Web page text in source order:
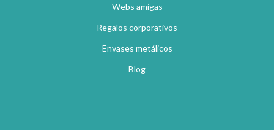
Webs amigas
Regalos corporativos
Envases metálicos
Blog